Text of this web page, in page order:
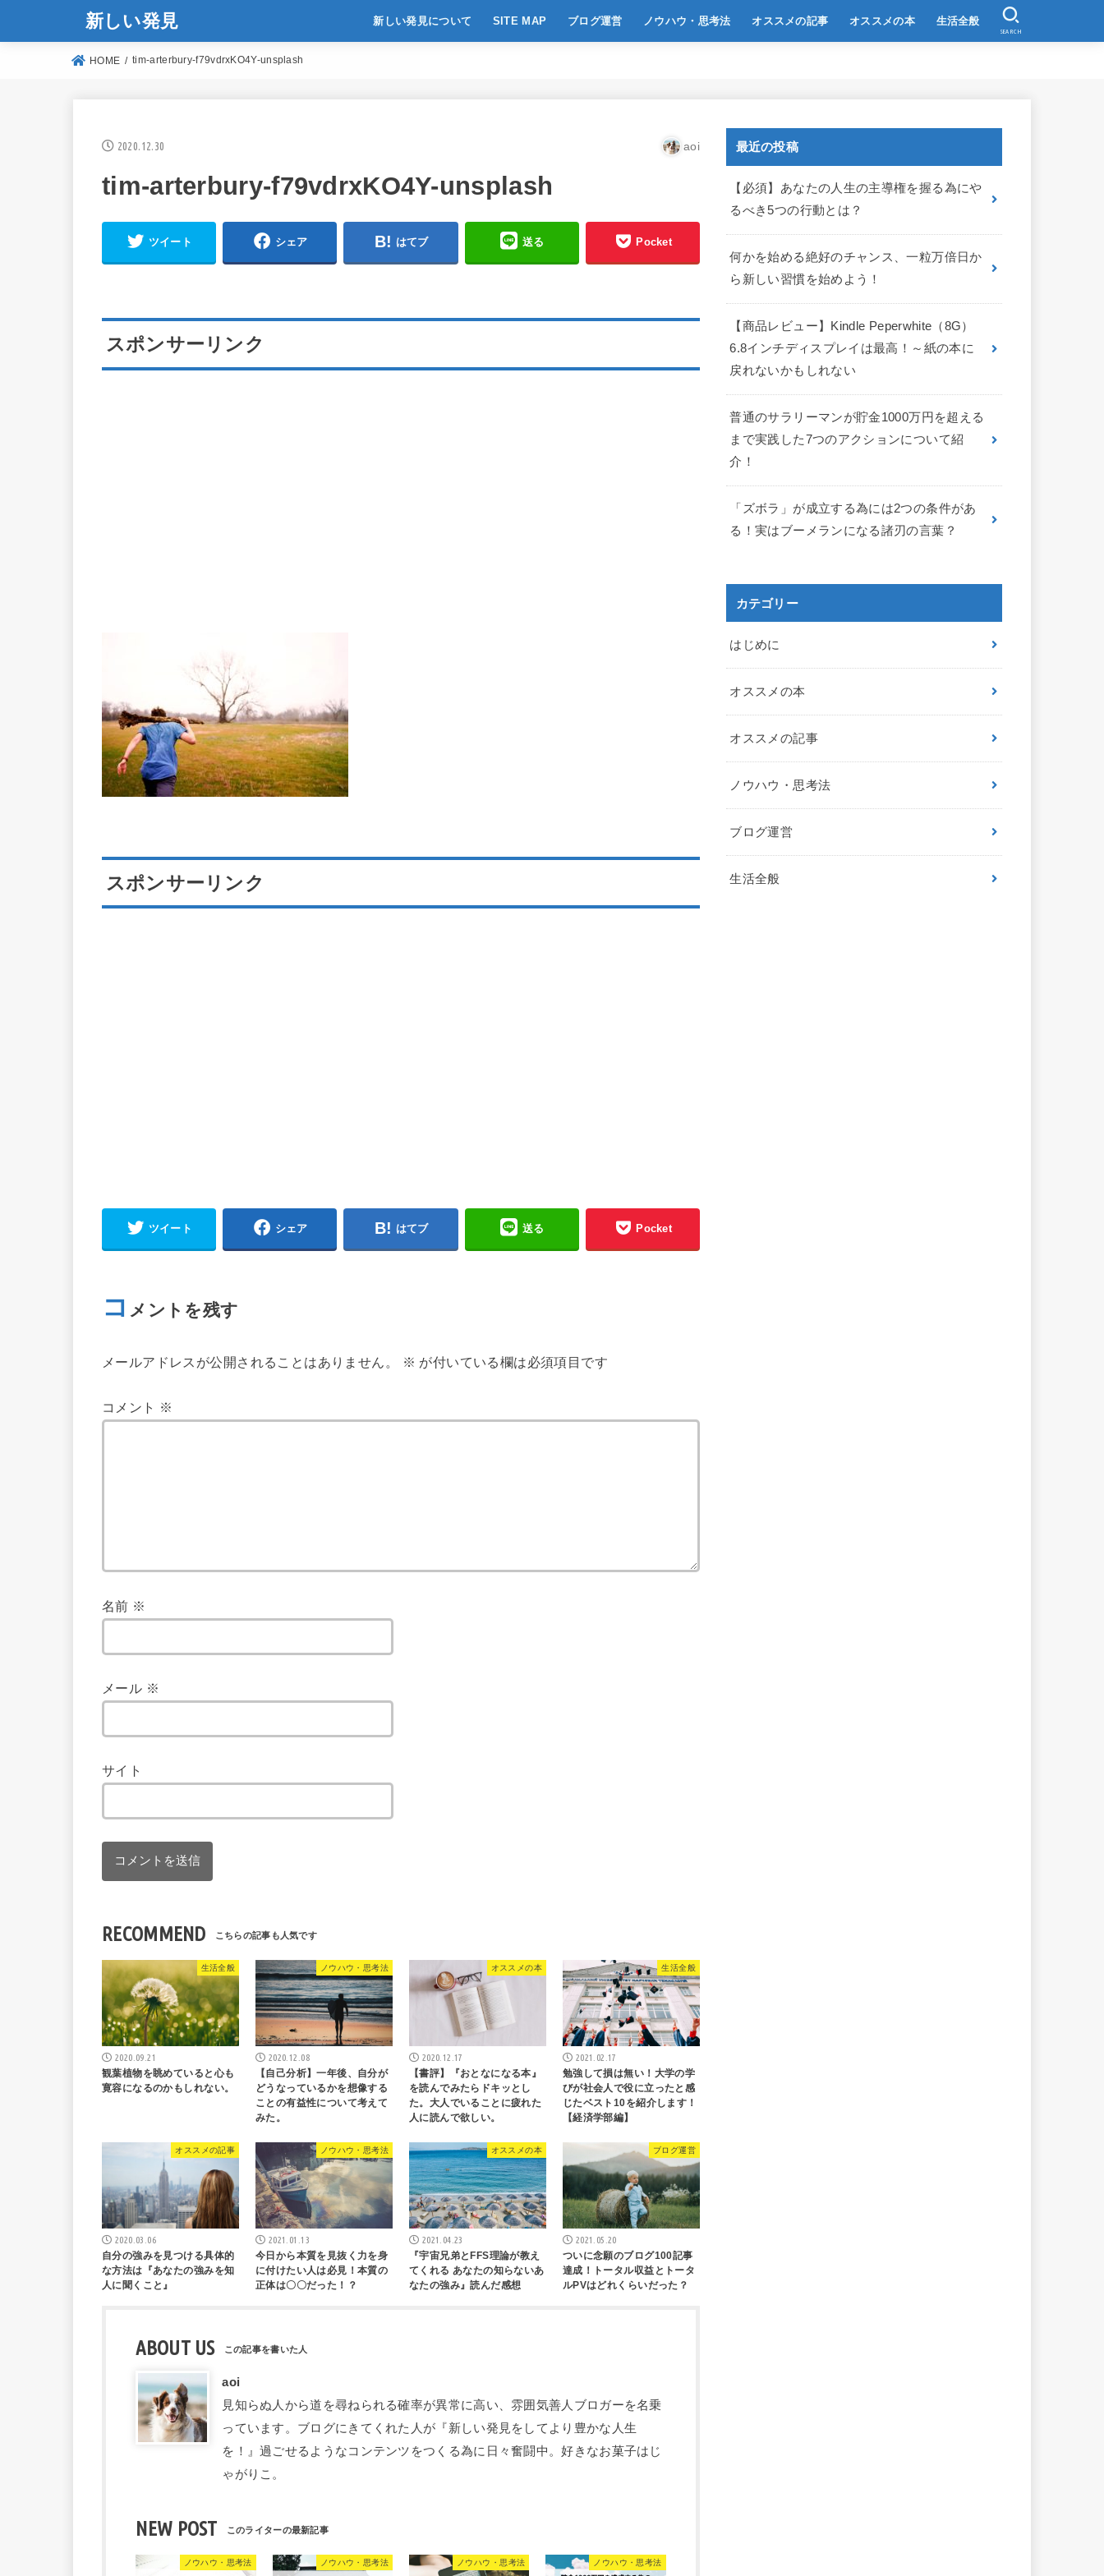
新しい発見 新しい発見について SITE MAP ブログ運営 ノウハウ・思考法 オススメの記事 オススメの本 生活全般
SEARCH
HOME tim-arterbury-f79vdrxKO4Y-unsplash
2020.12.30 aoi
tim-arterbury-f79vdrxKO4Y-unsplash
ツイート シェア はてブ 送る Pocket
スポンサーリンク
スポンサーリンク
ツイート シェア はてブ 送る Pocket
コ メントを残す
メールアドレスが公開されることはありません。 ※ が付いている欄は必須項目です
コメント ※
名前 ※
メール ※
サイト
RECOMMEND
生活全般
2020.09.21
観葉植物を眺めていると心も
寛容になるのかもしれない。
ノウハウ・思考法
2020.12.08
【自己分析】一年後、自分が
どうなっているかを想像する
ことの有益性について考えて
みた。
オススメの本
2020.12.17
【書評】『おとなになる本』
を読んでみたらドキッとし
た。大人でいることに疲れた
人に読んで欲しい。
生活全般
2021.02.17
勉強して損は無い！大学の学
びが社会人で役に立ったと感
じたベスト10を紹介します！
【経済学部編】
オススメの記事
2020.03.06
自分の強みを見つける具体的
な方法は『あなたの強みを知
人に聞くこと』
ノウハウ・思考法
2021.01.13
今日から本質を見抜く力を身
に付けたい人は必見！本質の
正体は〇〇だった！？
オススメの本
2021.04.23
『宇宙兄弟とFFS理論が教え
てくれる あなたの知らないあ
なたの強み』読んだ感想
ブログ運営
2021.05.20
ついに念願のブログ100記事
達成！トータル収益とトータ
ルPVはどれくらいだった？
ABOUT US
aoi
見知らぬ人から道を尋ねられる確率が異常に高い、雰囲気善人ブロガーを名乗
っています。ブログにきてくれた人が『新しい発見をしてより豊かな人生
を！』過ごせるようなコンテンツをつくる為に日々奮闘中。好きなお菓子はじ
ゃがりこ。
NEW POST
ノウハウ・思考法 ノウハウ・思考法 ノウハウ・思考法 ノウハウ・思考法
最近の投稿
【必須】あなたの人生の主導権を握る為にや
るべき5つの行動とは？
何かを始める絶好のチャンス、一粒万倍日か
ら新しい習慣を始めよう！
【商品レビュー】Kindle Peperwhite（8G）
6.8インチディスプレイは最高！～紙の本に
戻れないかもしれない
普通のサラリーマンが貯金1000万円を超える
まで実践した7つのアクションについて紹
介！
「ズボラ」が成立する為には2つの条件があ
る！実はブーメランになる諸刃の言葉？
カテゴリー
はじめに
オススメの本
オススメの記事
ノウハウ・思考法
ブログ運営
生活全般